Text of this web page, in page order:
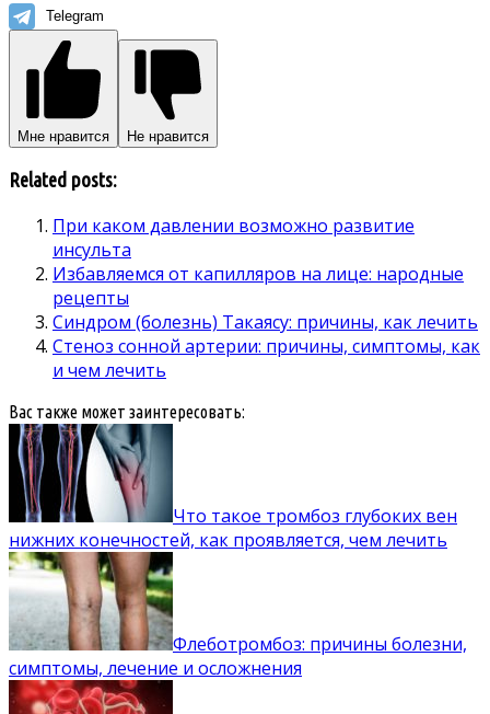
Telegram
Мне нравится Не нравится
Related posts:
При каком давлении возможно развитие
инсульта
Избавляемся от капилляров на лице: народные
рецепты
Синдром (болезнь) Такаясу: причины, как лечить
Стеноз сонной артерии: причины, симптомы, как
и чем лечить
Вас также может заинтересовать:
Что такое тромбоз глубоких вен
нижних конечностей, как проявляется, чем лечить
Флеботромбоз: причины болезни,
симптомы, лечение и осложнения